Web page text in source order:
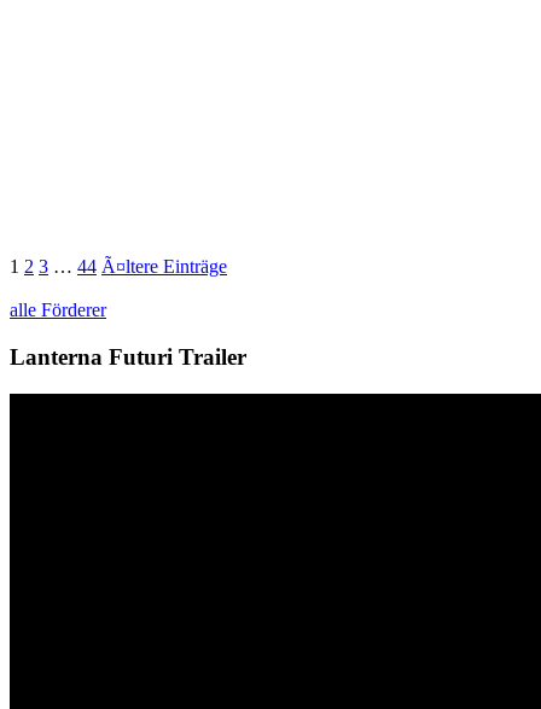
1 2 3 … 44 Ã¤ltere Einträge
alle Förderer
Lanterna Futuri Trailer